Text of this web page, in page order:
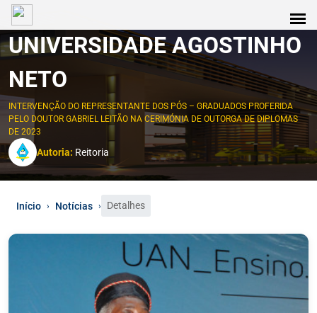
UNIVERSIDADE AGOSTINHO
NETO
INTERVENÇÃO DO REPRESENTANTE DOS PÓS – GRADUADOS PROFERIDA
PELO DOUTOR GABRIEL LEITÃO NA CERIMÓNIA DE OUTORGA DE DIPLOMAS
DE 2023
Autoria: Reitoria
Início › Notícias › Detalhes